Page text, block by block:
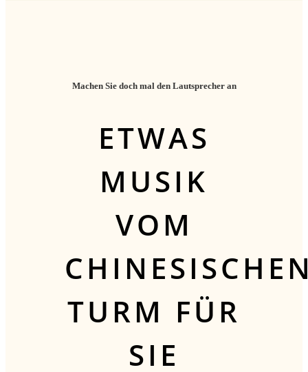
Machen Sie doch mal den Lautsprecher an
ETWAS
MUSIK
VOM
TURM FÜR
SIE